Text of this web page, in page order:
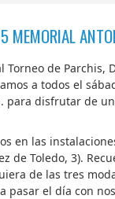
MEMORIAL
Torneo de Parchis,
a todos el
para disfrutar de
en las
de Toledo, 3).
de las tres
pasar el día con